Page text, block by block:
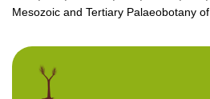
Mesozoic and Tertiary Palaeobotany